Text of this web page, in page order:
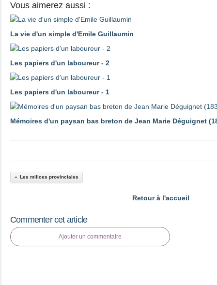
Vous aimerez aussi :
La vie d'un simple d'Emile Guillaumin
Les papiers d'un laboureur - 2
Les papiers d'un laboureur - 1
Mémoires d'un paysan bas breton de Jean Marie Déguignet
Les milices provinciales
Retour à l'accueil
Commenter cet article
Ajouter un commentaire